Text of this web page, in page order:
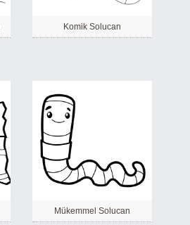
Komik Solucan
Mükemmel Solucan